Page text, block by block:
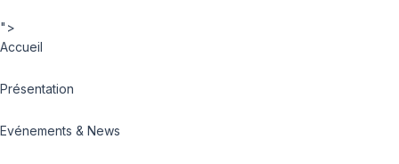
">
Accueil
Présentation
Evénements & News